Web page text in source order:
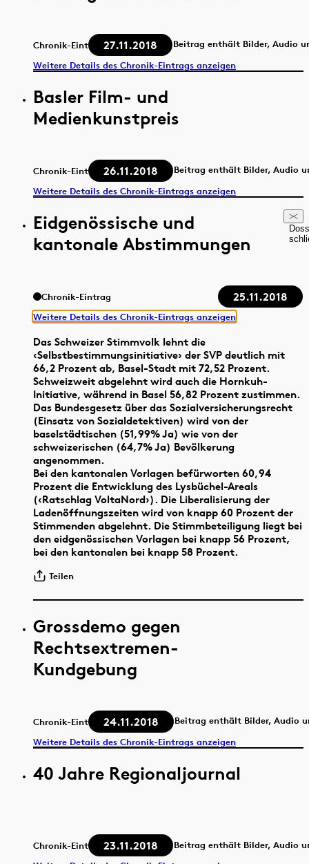
Chronik-Eintrag 27.11.2018
Beitrag enthält Bilder, Audio
Weitere Details des Chronik-Eintrags anzeigen
Basler Film- und
Medienkunstpreis
Chronik-Eintrag 26.11.2018
Beitrag enthält Bilder, Audio
Weitere Details des Chronik-Eintrags anzeigen
Eidgenössische und
kantonale Abstimmungen
Chronik-Eintrag 25.11.2018
Weitere Details des Chronik-Eintrags anzeigen
Das Schweizer Stimmvolk lehnt die
‹Selbstbestimmungsinitiative› der SVP deutlich mit
66,2 Prozent ab, Basel-Stadt mit 72,52 Prozent.
Schweizweit abgelehnt wird auch die Hornkuh-
Initiative, während in Basel 56,82 Prozent zustimmen.
Das Bundesgesetz über das Sozialversicherungsrecht
(Einsatz von Sozialdetektiven) wird von der
baselstädtischen (51,99% Ja) wie von der
schweizerischen (64,7% Ja) Bevölkerung
angenommen.
Bei den kantonalen Vorlagen befürworten 60,94
Prozent die Entwicklung des Lysbüchel-Areals
(‹Ratschlag VoltaNord›). Die Liberalisierung der
Ladenöffnungszeiten wird von knapp 60 Prozent der
Stimmenden abgelehnt. Die Stimmbeteiligung liegt bei
den eidgenössischen Vorlagen bei knapp 56 Prozent,
bei den kantonalen bei knapp 58 Prozent.
Teilen
Grossdemo gegen
Rechtsextremen-
Kundgebung
Chronik-Eintrag 24.11.2018
Beitrag enthält Bilder, Audio
Weitere Details des Chronik-Eintrags anzeigen
40 Jahre Regionaljournal
Chronik-Eintrag 23.11.2018
Beitrag enthält Bilder, Audio